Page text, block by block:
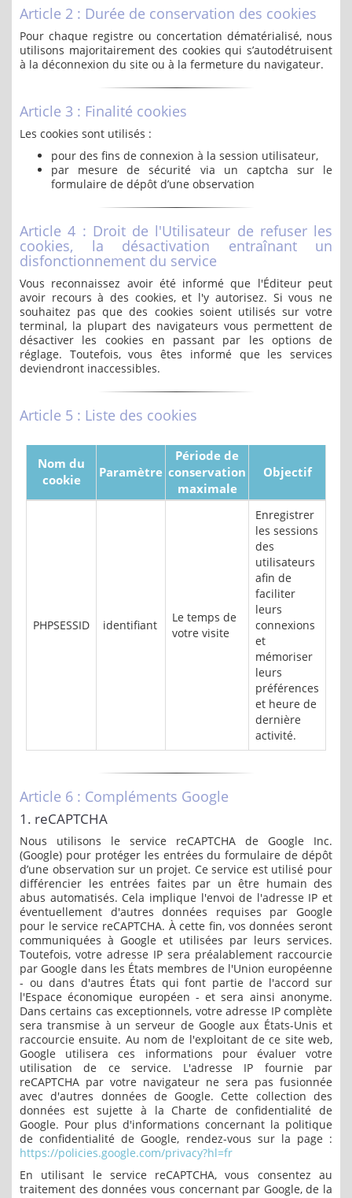
Article 2 : Durée de conservation des cookies
Pour chaque registre ou concertation dématérialisé, nous
utilisons majoritairement des cookies qui s’autodétruisent
à la déconnexion du site ou à la fermeture du navigateur.
Article 3 : Finalité cookies
Les cookies sont utilisés :
pour des fins de connexion à la session utilisateur,
par mesure de sécurité via un captcha sur le
formulaire de dépôt d’une observation
Article 4 : Droit de l'Utilisateur de refuser les
cookies, la désactivation entraînant un
disfonctionnement du service
Vous reconnaissez avoir été informé que l'Éditeur peut
avoir recours à des cookies, et l'y autorisez. Si vous ne
souhaitez pas que des cookies soient utilisés sur votre
terminal, la plupart des navigateurs vous permettent de
désactiver les cookies en passant par les options de
réglage. Toutefois, vous êtes informé que les services
deviendront inaccessibles.
Article 5 : Liste des cookies
Nom du
cookie
Paramètre
Période de
conservation
maximale
Objectif
PHPSESSID identifiant
Le temps de
votre visite
Enregistrer
les sessions
des
utilisateurs
afin de
faciliter
leurs
connexions
et
mémoriser
leurs
préférences
et heure de
dernière
activité.
Article 6 : Compléments Google
1. reCAPTCHA
Nous utilisons le service reCAPTCHA de Google Inc.
(Google) pour protéger les entrées du formulaire de dépôt
d’une observation sur un projet. Ce service est utilisé pour
différencier les entrées faites par un être humain des
abus automatisés. Cela implique l'envoi de l'adresse IP et
éventuellement d'autres données requises par Google
pour le service reCAPTCHA. À cette fin, vos données seront
communiquées à Google et utilisées par leurs services.
Toutefois, votre adresse IP sera préalablement raccourcie
par Google dans les États membres de l'Union européenne
- ou dans d'autres États qui font partie de l'accord sur
l'Espace économique européen - et sera ainsi anonyme.
Dans certains cas exceptionnels, votre adresse IP complète
sera transmise à un serveur de Google aux États-Unis et
raccourcie ensuite. Au nom de l'exploitant de ce site web,
Google utilisera ces informations pour évaluer votre
utilisation de ce service. L'adresse IP fournie par
reCAPTCHA par votre navigateur ne sera pas fusionnée
avec d'autres données de Google. Cette collection des
données est sujette à la Charte de confidentialité de
Google. Pour plus d'informations concernant la politique
de confidentialité de Google, rendez-vous sur la page :
https://policies.google.com/privacy?hl=fr
En utilisant le service reCAPTCHA, vous consentez au
traitement des données vous concernant par Google, de la